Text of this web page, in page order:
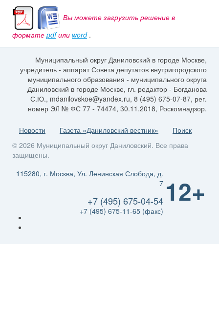
Вы можете загрузить решение в
формате pdfили word .
Муниципальный округ Даниловский в городе Москве,
учредитель - аппарат Совета депутатов внутригородского
муниципального образования - муниципального округа
Даниловский в городе Москве, гл. редактор - Богданова
С.Ю., mdanilovskoe@yandex.ru, 8 (495) 675-07-87, рег.
номер ЭЛ № ФС 77 - 74474, 30.11.2018, Роскомнадзор.
Новости Газета «Даниловский вестник»
Поиск
© 2026 Муниципальный округ Даниловский. Все права
защищены.
115280, г. Москва, Ул. Ленинская Слобода, д.
7
+7 (495) 675-04-54
+7 (495) 675-11-65 (факс)
12+